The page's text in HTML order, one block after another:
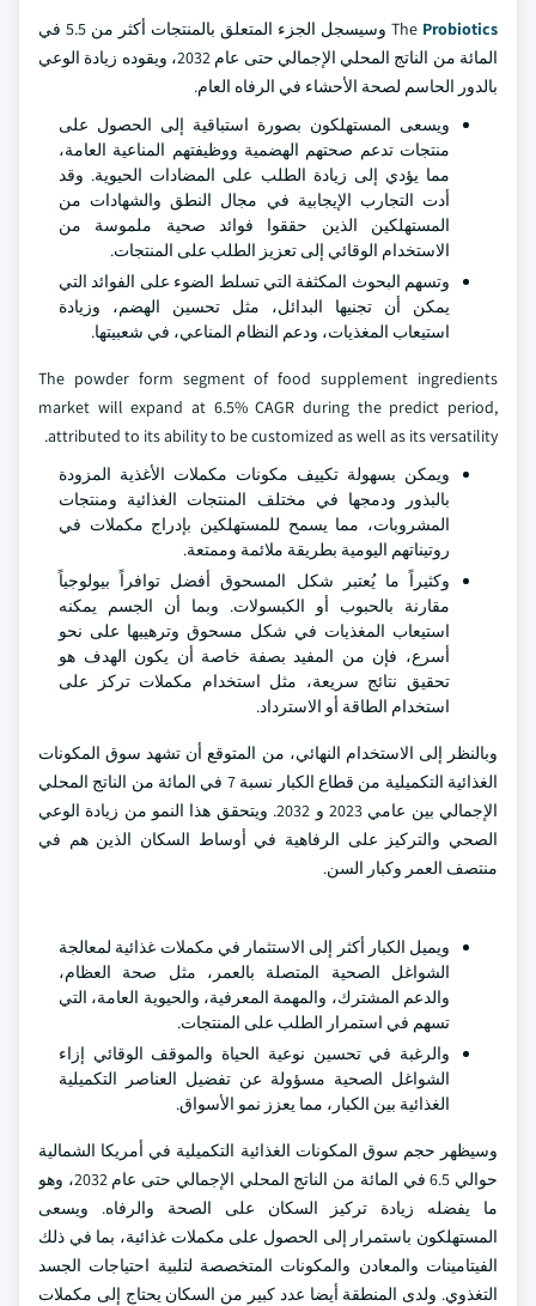
The Probiotics
وسيسجل الجزء المتعلق بالمنتجات أكثر من 5.5 في
المائة من الناتج المحلي الإجمالي حتى عام 2032، ويقوده زيادة الوعي
بالدور الحاسم لصحة الأحشاء في الرفاه العام.
ويسعى المستهلكون بصورة استباقية إلى الحصول على
منتجات تدعم صحتهم الهضمية ووظيفتهم المناعية العامة،
مما يؤدي إلى زيادة الطلب على المضادات الحيوية. وقد
أدت التجارب الإيجابية في مجال النطق والشهادات من
المستهلكين الذين حققوا فوائد صحية ملموسة من
الاستخدام الوقائي إلى تعزيز الطلب على المنتجات.
وتسهم البحوث المكثفة التي تسلط الضوء على الفوائد التي
يمكن أن تجنيها البدائل، مثل تحسين الهضم، وزيادة
استيعاب المغذيات، ودعم النظام المناعي، في شعبيتها.
The powder form segment of food supplement ingredients
market will expand at 6.5% CAGR during the predict period,
attributed to its ability to be customized as well as its versatility.
ويمكن بسهولة تكييف مكونات مكملات الأغذية المزودة
بالبذور ودمجها في مختلف المنتجات الغذائية ومنتجات
المشروبات، مما يسمح للمستهلكين بإدراج مكملات في
روتيناتهم اليومية بطريقة ملائمة وممتعة.
وكثيراً ما يُعتبر شكل المسحوق أفضل توافراً بيولوجياً
مقارنة بالحبوب أو الكبسولات. وبما أن الجسم يمكنه
استيعاب المغذيات في شكل مسحوق وترهيبها على نحو
أسرع، فإن من المفيد بصفة خاصة أن يكون الهدف هو
تحقيق نتائج سريعة، مثل استخدام مكملات تركز على
استخدام الطاقة أو الاسترداد.
وبالنظر إلى الاستخدام النهائي، من المتوقع أن تشهد سوق المكونات
الغذائية التكميلية من قطاع الكبار نسبة 7 في المائة من الناتج المحلي
الإجمالي بين عامي 2023 و 2032. ويتحقق هذا النمو من زيادة الوعي
الصحي والتركيز على الرفاهية في أوساط السكان الذين هم في
منتصف العمر وكبار السن.
ويميل الكبار أكثر إلى الاستثمار في مكملات غذائية لمعالجة
الشواغل الصحية المتصلة بالعمر، مثل صحة العظام،
والدعم المشترك، والمهمة المعرفية، والحيوية العامة، التي
تسهم في استمرار الطلب على المنتجات.
والرغبة في تحسين نوعية الحياة والموقف الوقائي إزاء
الشواغل الصحية مسؤولة عن تفضيل العناصر التكميلية
الغذائية بين الكبار، مما يعزز نمو الأسواق.
وسيظهر حجم سوق المكونات الغذائية التكميلية في أمريكا الشمالية
حوالي 6.5 في المائة من الناتج المحلي الإجمالي حتى عام 2032، وهو
ما يفضله زيادة تركيز السكان على الصحة والرفاه. ويسعى
المستهلكون باستمرار إلى الحصول على مكملات غذائية، بما في ذلك
الفيتامينات والمعادن والمكونات المتخصصة لتلبية احتياجات الجسد
التغذوي. ولدى المنطقة أيضا عدد كبير من السكان يحتاج إلى مكملات